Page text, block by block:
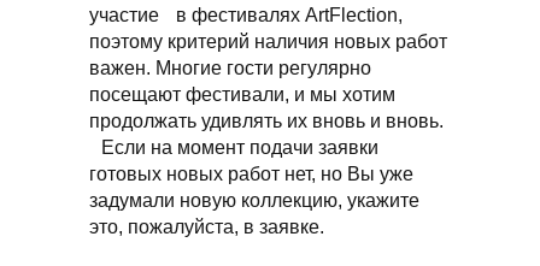
участие в фестивалях ArtFlection,
поэтому критерий наличия новых работ
важен. Многие гости регулярно
посещают фестивали, и мы хотим
продолжать удивлять их вновь и вновь.
Если на момент подачи заявки
готовых новых работ нет, но Вы уже
задумали новую коллекцию, укажите
это, пожалуйста, в заявке.